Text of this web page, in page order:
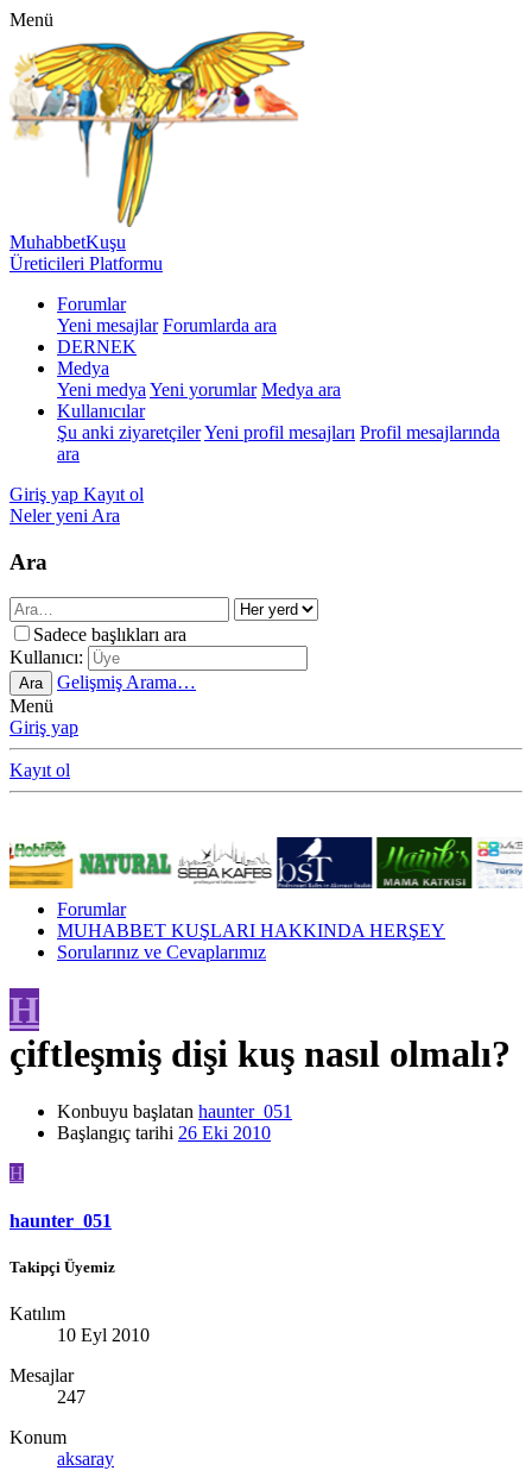
Menü
MuhabbetKuşu
Üreticileri Platformu
Forumlar
Yeni mesajlar Forumlarda ara
DERNEK
Medya
Yeni medya Yeni yorumlar Medya ara
Kullanıcılar
Şu anki ziyaretçilerYeni profil mesajları Profil mesajlarında
ara
Giriş yap Kayıt ol
Neler yeni Ara
Ara
Sadece başlıkları ara
Kullanıcı:
Ara
Gelişmiş Arama…
Menü
Giriş yap
Kayıt ol
Forumlar
MUHABBET KUŞLARI HAKKINDA HERŞEY
Sorularınız ve Cevaplarımız
H
çiftleşmiş dişi kuş nasıl olmalı?
Konbuyu başlatan haunter_051
Başlangıç tarihi 26 Eki 2010
H
haunter_051
Takipçi Üyemiz
Katılım
10 Eyl 2010
Mesajlar
247
Konum
aksaray